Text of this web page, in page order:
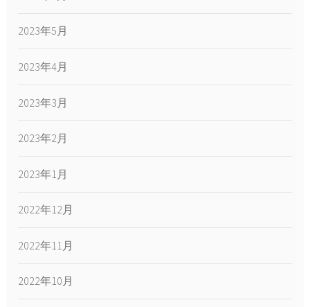
2023年5月
2023年4月
2023年3月
2023年2月
2023年1月
2022年12月
2022年11月
2022年10月